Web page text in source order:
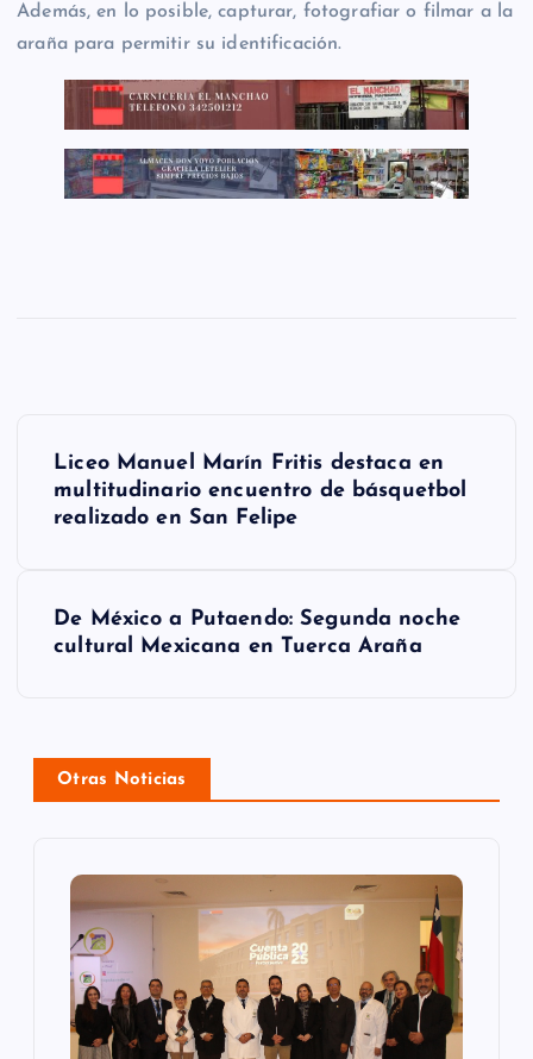
Además, en lo posible, capturar, fotografiar o filmar a la
araña para permitir su identificación.
Liceo Manuel Marín Fritis destaca en
multitudinario encuentro de básquetbol
realizado en San Felipe
De México a Putaendo: Segunda noche
cultural Mexicana en Tuerca Araña
Otras Noticias